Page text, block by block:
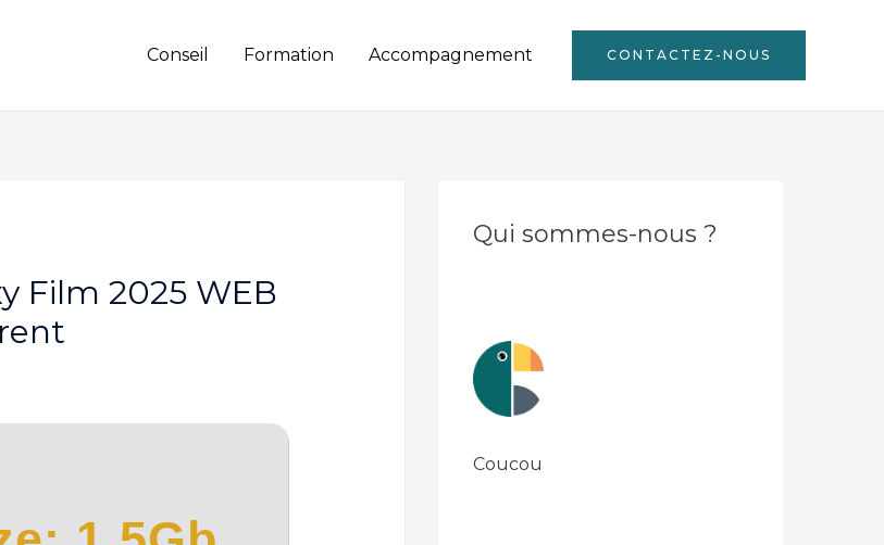
Conseil Formation Accompagnement CONTACTEZ-NOUS
Film 2025 WEB
Qui sommes-nous ?
Coucou